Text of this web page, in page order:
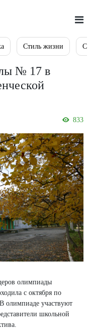
Стиль жизни
№ 17 в
833
олимпиады
с октября по
олимпиаде участвуют
школьной